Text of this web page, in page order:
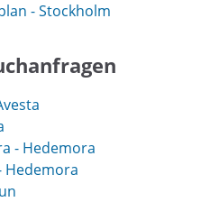
- Stockholm
- Hedemora
Hedemora